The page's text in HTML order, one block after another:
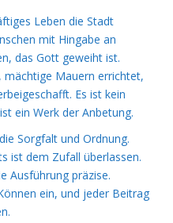
Leben die Stadt
mit Hingabe an
das Gott geweiht ist.
mächtige Mauern errichtet,
Es ist kein
ein Werk der Anbetung.
Sorgfalt und Ordnung.
ist dem Zufall überlassen.
Ausführung präzise.
ein, und jeder Beitrag